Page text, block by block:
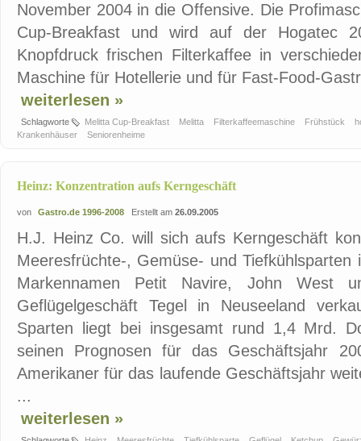
November 2004 in die Offensive. Die
Cup-Breakfast und wird auf der Hogatec
Knopfdruck frischen Filterkaffee in
Maschine für Hotellerie und für Fast-Food-
weiterlesen »
Schlagworte Melitta Cup-Breakfast Melitta Filterkaffeemaschine Frühstück
Krankenhäuser
Seniorenheime
Heinz: Konzentration aufs Kerngeschäft
von Gastro.de 1996-2008 Erstellt am 26.09.2005
H.J. Heinz Co. will sich aufs Kerngeschäft
Meeresfrüchte-, Gemüse- und
Markennamen Petit Navire, John West
Geflügelgeschäft Tegel in Neuseeland
Sparten liegt bei insgesamt rund 1,4 Mrd.
seinen Prognosen für das Geschäftsjahr
Amerikaner für das laufende Geschäftsjahr
...
weiterlesen »